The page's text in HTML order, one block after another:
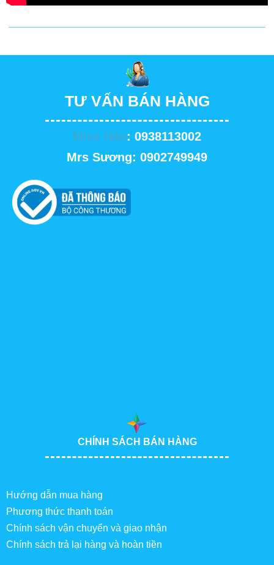
TƯ VẤN BÁN HÀNG
Miss Hảo: 0938113002
Mrs Sương: 0902749949
CHÍNH SÁCH BÁN HÀNG
Hướng dẫn mua hàng
Phương thức thanh toán
Chính sách vận chuyển và giao nhận
Chính sách trả lại hàng và hoàn tiền